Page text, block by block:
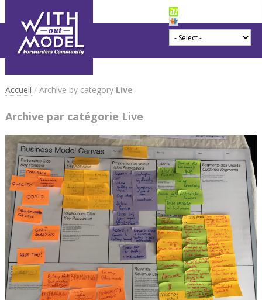
Accueil / Archive by category Live
Archive par catégorie Live